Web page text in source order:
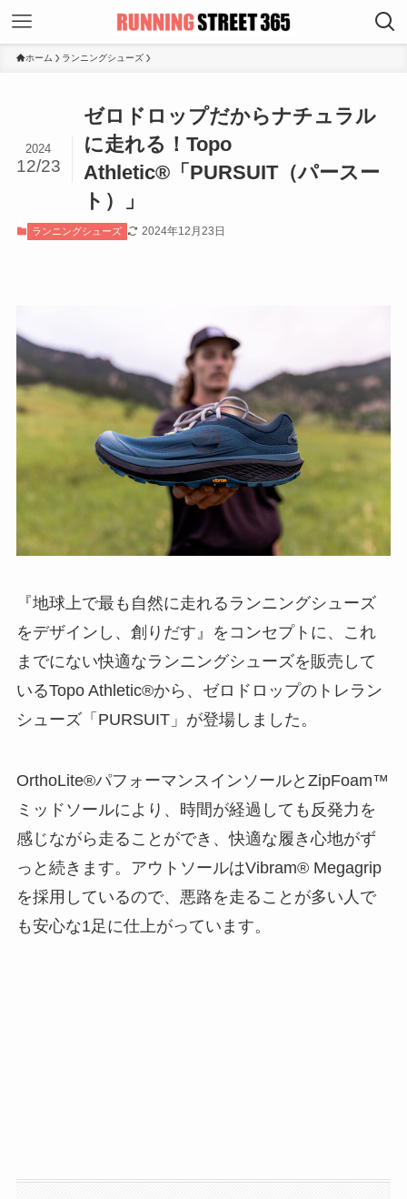
ホーム ランニングシューズ
ゼロドロップだからナチュラル
に走れる！Topo
Athletic®︎「PURSUIT（パースー
ト）」
2024
12/23
ランニングシューズ 2024年12月23日
『地球上で最も自然に走れるランニングシューズ
をデザインし、創りだす』をコンセプトに、これ
までにない快適なランニングシューズを販売して
いるTopo Athletic®︎から、ゼロドロップのトレラン
シューズ「PURSUIT」が登場しました。
OrthoLite®パフォーマンスインソールとZipFoam™
ミッドソールにより、時間が経過しても反発力を
感じながら走ることができ、快適な履き心地がず
っと続きます。アウトソールはVibram® Megagrip
を採用しているので、悪路を走ることが多い人で
も安心な1足に仕上がっています。